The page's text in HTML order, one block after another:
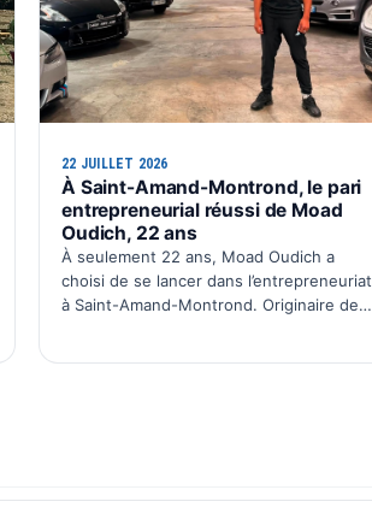
22 JUILLET 2026
À Saint-Amand-Montrond, le pari
entrepreneurial réussi de Moad
Oudich, 22 ans
À seulement 22 ans, Moad Oudich a
choisi de se lancer dans l’entrepreneuriat
à Saint-Amand-Montrond. Originaire de